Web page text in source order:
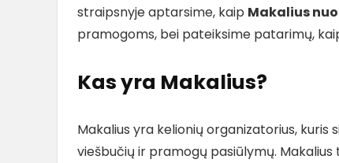
straipsnyje aptarsime, kaip Makalius
pramogoms, bei pateiksime patarimų,
Kas yra Makalius?
Makalius yra kelionių organizatorius, kuris
viešbučių ir pramogų pasiūlymų.